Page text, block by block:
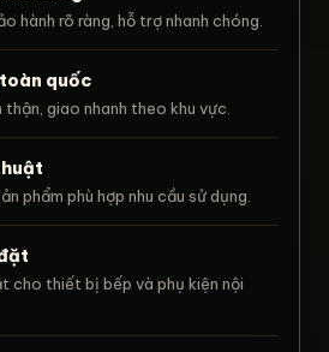
hành rõ ràng, hỗ trợ nhanh chóng.
quốc
giao nhanh theo khu vực.
phẩm phù hợp nhu cầu sử dụng.
cho thiết bị bếp và phụ kiện nội